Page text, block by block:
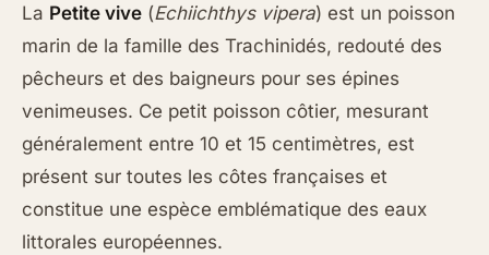
La Petite vive (Echiichthys vipera) est un poisson
marin de la famille des Trachinidés, redouté des
pêcheurs et des baigneurs pour ses épines
venimeuses. Ce petit poisson côtier, mesurant
généralement entre 10 et 15 centimètres, est
présent sur toutes les côtes françaises et
constitue une espèce emblématique des eaux
littorales européennes.